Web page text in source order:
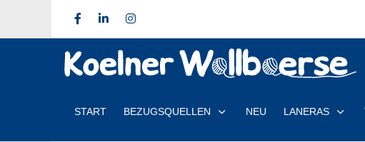
START BEZUGSQUELLEN NEU LANERAS